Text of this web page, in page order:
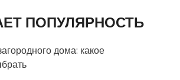
ПОПУЛЯРНОСТЬ
дома: какое